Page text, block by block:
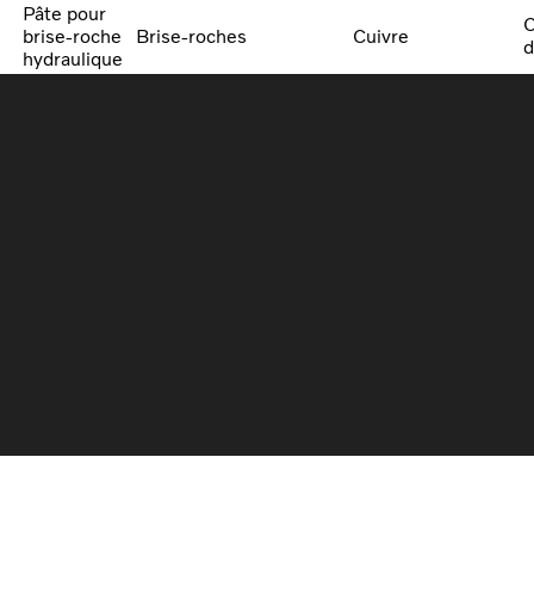
Pâte pour
brise-roche
hydraulique
Brise-roches Cuivre